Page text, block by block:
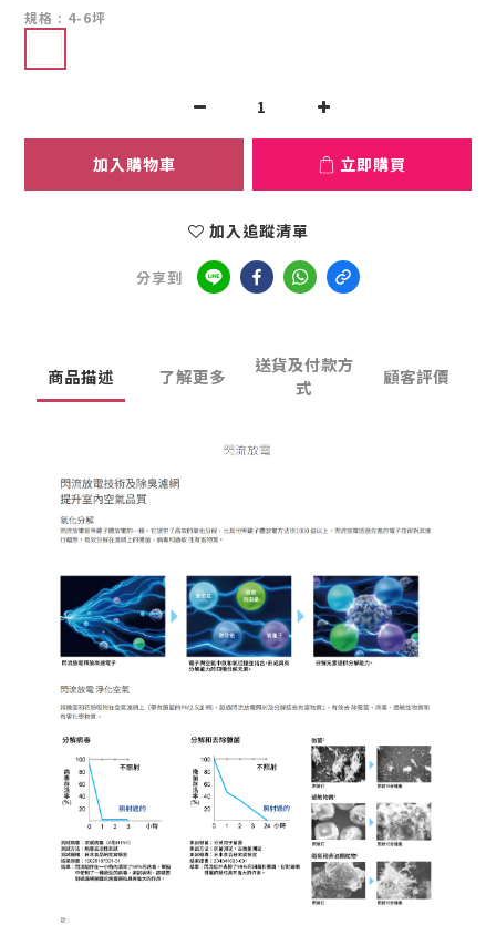
規格 : 4-6坪
加入購物車 立即購買
加入追蹤清單
分享到
商品描述 了解更多
送貨及付款方
式
顧客評價